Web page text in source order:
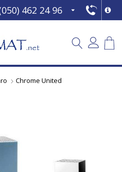
462 24 96
Chrome United